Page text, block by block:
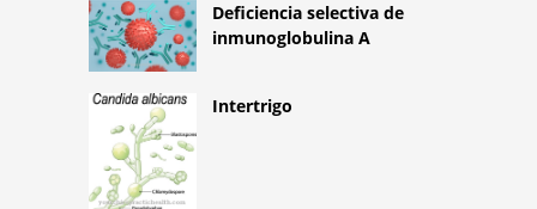
Deficiencia selectiva de
inmunoglobulina A
Intertrigo